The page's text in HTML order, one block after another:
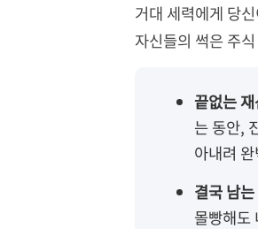
거대 세력에게 당
자신들의 썩은 주
끝없는
는 동안,
아내려
결국 남
몰빵해도